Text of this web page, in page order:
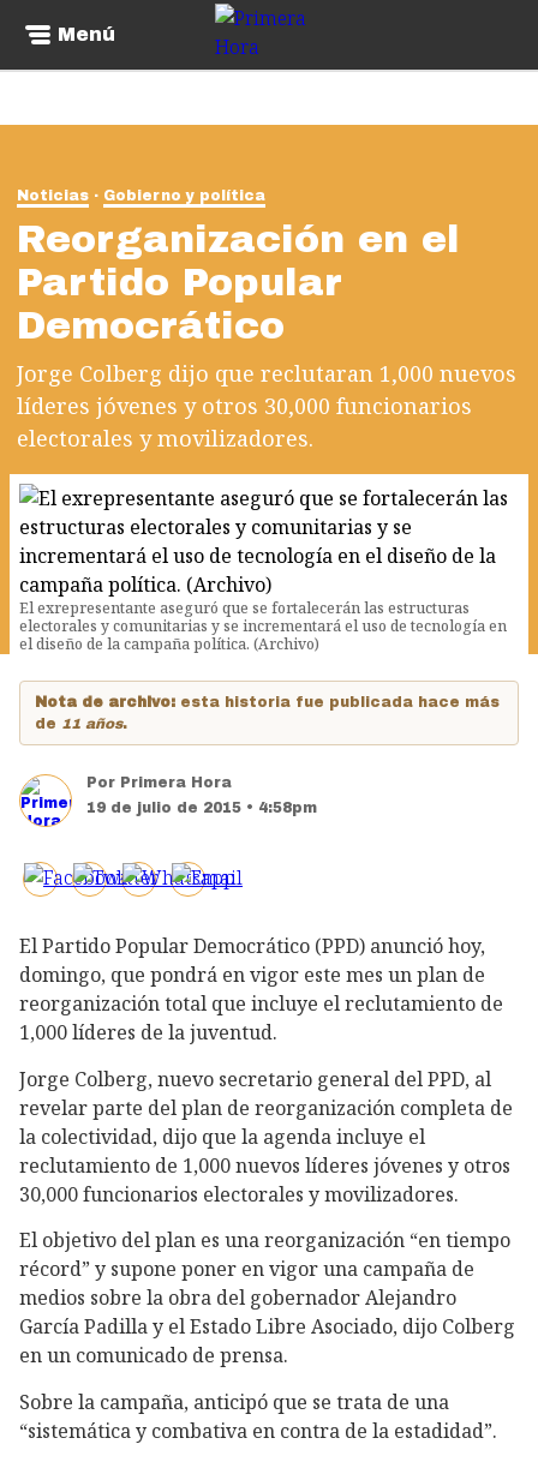
Menú
Noticias Gobierno y política
Reorganización en el
Partido Popular
Democrático
Jorge Colberg dijo que reclutaran 1,000 nuevos
líderes jóvenes y otros 30,000 funcionarios
electorales y movilizadores.
El exrepresentante aseguró que se fortalecerán las estructuras
electorales y comunitarias y se incrementará el uso de tecnología en
el diseño de la campaña política. (Archivo)
Nota de archivo: esta historia fue publicada hace más
de 11 años.
Por Primera Hora
19 de julio de 2015 • 4:58pm
El Partido Popular Democrático (PPD) anunció hoy,
domingo, que pondrá en vigor este mes un plan de
reorganización total que incluye el reclutamiento de
1,000 líderes de la juventud.
Jorge Colberg, nuevo secretario general del PPD, al
revelar parte del plan de reorganización completa de
la colectividad, dijo que la agenda incluye el
reclutamiento de 1,000 nuevos líderes jóvenes y otros
30,000 funcionarios electorales y movilizadores.
El objetivo del plan es una reorganización “en tiempo
récord” y supone poner en vigor una campaña de
medios sobre la obra del gobernador Alejandro
García Padilla y el Estado Libre Asociado, dijo Colberg
en un comunicado de prensa.
Sobre la campaña, anticipó que se trata de una
“sistemática y combativa en contra de la estadidad”.